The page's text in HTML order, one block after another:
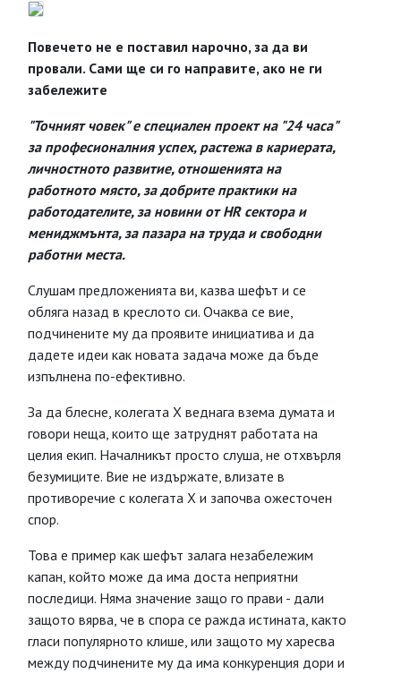
Повечето не е поставил нарочно, за да ви
провали. Сами ще си го направите, ако не ги
забележите
"Точният човек" е специален проект на "24 часа"
за професионалния успех, растежа в кариерата,
личностното развитие, отношенията на
работното място, за добрите практики на
работодателите, за новини от HR сектора и
мениджмънта, за пазара на труда и свободни
работни места.
Слушам предложенията ви, казва шефът и се
обляга назад в креслото си. Очаква се вие,
подчинените му да проявите инициатива и да
дадете идеи как новата задача може да бъде
изпълнена по-ефективно.
За да блесне, колегата Х веднага взема думата и
говори неща, които ще затруднят работата на
целия екип. Началникът просто слуша, не отхвърля
безумиците. Вие не издържате, влизате в
противоречие с колегата Х и започва ожесточен
спор.
Това е пример как шефът залага незабележим
капан, който може да има доста неприятни
последици. Няма значение защо го прави - дали
защото вярва, че в спора се ражда истината, както
гласи популярното клише, или защото му харесва
между подчинените му да има конкуренция дори и